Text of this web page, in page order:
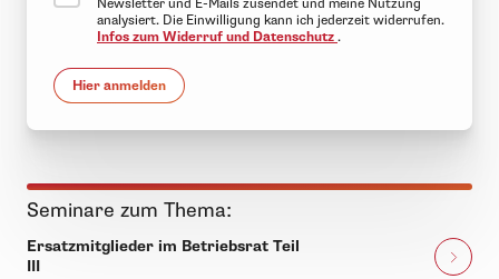
Newsletter und E-Mails zusendet und meine Nutzung
analysiert. Die Einwilligung kann ich jederzeit widerrufen.
Infos zum Widerruf und Datenschutz .
Hier anmelden
Seminare zum Thema:
Ersatzmitglieder im Betriebsrat Teil
III